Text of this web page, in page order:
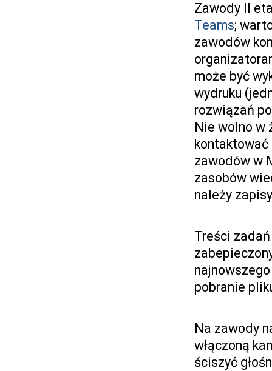
Zawody II
Teams;
zawodów
może być
wydruku
rozwiązań
Nie wolno w
zawodów w
zasobów
należy
Treści
pobranie
Na zawody
włączoną
ściszyć